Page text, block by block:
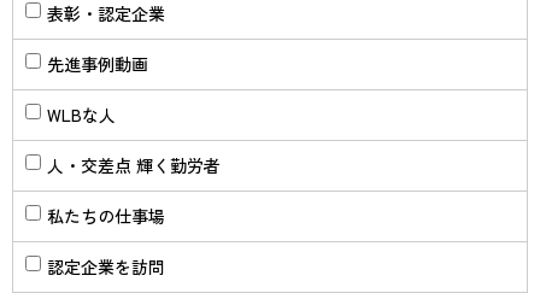
表彰・認定企業
先進事例動画
WLBな人
人・交差点 輝く勤労者
私たちの仕事場
認定企業を訪問